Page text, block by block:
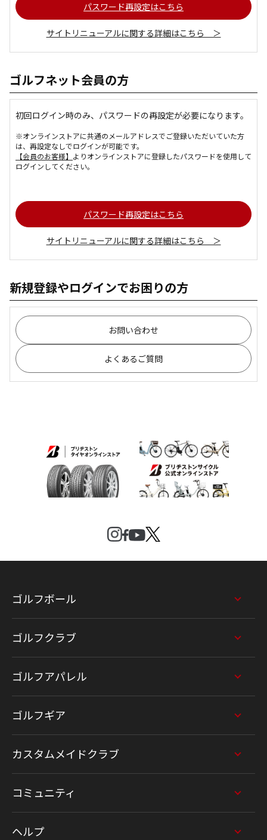
パスワード再設定はこちら
サイトリニューアルに関する詳細はこちら ＞
ゴルフネット会員の方
初回ログイン時のみ、パスワードの再設定が必要になります。
※オンラインストアに共通のメールアドレスでご登録いただいていた方
は、再設定なしでログインが可能です。
【会員のお客様】 よりオンラインストアに登録したパスワードを使用して
ログインしてください。
パスワード再設定はこちら
サイトリニューアルに関する詳細はこちら ＞
新規登録やログインでお困りの方
お問い合わせ
よくあるご質問
ゴルフボール
ゴルフクラブ
ゴルフアパレル
ゴルフギア
カスタムメイドクラブ
コミュニティ
ヘルプ